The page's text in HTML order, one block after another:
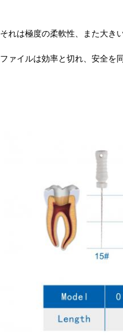
それは極度の柔軟性、また大き
ファイルは効率と切れ、安全を